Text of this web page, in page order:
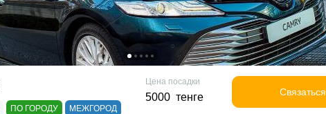
ПО ГОРОДУ МЕЖГОРОД
Цена посадки
5000 тенге Связаться